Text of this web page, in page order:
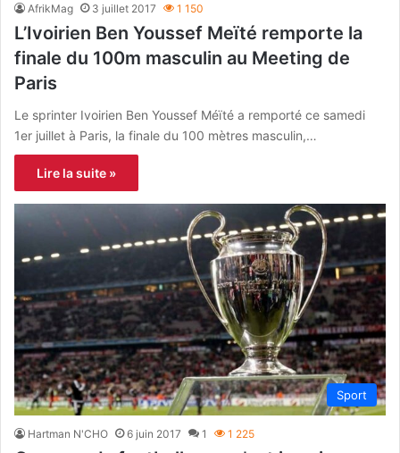
AfrikMag 3 juillet 2017 1 150
L’Ivoirien Ben Youssef Meïté remporte la
finale du 100m masculin au Meeting de
Paris
Le sprinter Ivoirien Ben Youssef Méïté a remporté ce samedi
1er juillet à Paris, la finale du 100 mètres masculin,…
Lire la suite »
Sport
Hartman N'CHO 6 juin 2017 1 1 225